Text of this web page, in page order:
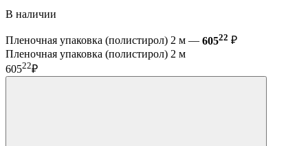
В наличии
Пленочная упаковка (полистирол) 2 м — 60522 ₽
Пленочная упаковка (полистирол) 2 м
60522₽